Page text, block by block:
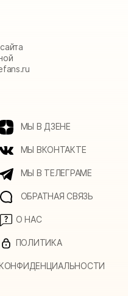
МЫ В ДЗЕНЕ
МЫ ВКОНТАКТЕ
МЫ В ТЕЛЕГРАМЕ
ОБРАТНАЯ СВЯЗЬ
О НАС
ПОЛИТИКА